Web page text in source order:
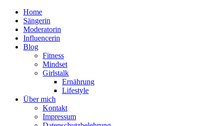
Home
Sängerin
Moderatorin
Influencerin
Blog
Fitness
Mindset
Girlstalk
Ernährung
Lifestyle
Über mich
Kontakt
Impressum